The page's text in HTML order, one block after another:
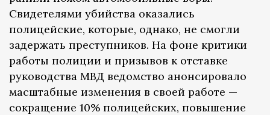
Свидетелями убийства оказались
полицейские, которые, однако, не смогли
задержать преступников. На фоне критики
работы полиции и призывов к отставке
руководства МВД ведомство анонсировало
масштабные изменения в своей работе —
сокращение 10% полицейских, повышение